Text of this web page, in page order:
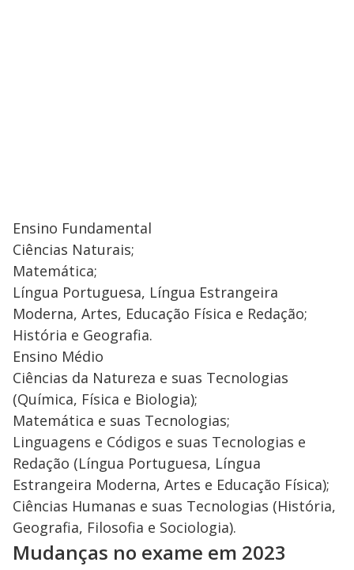
Ensino Fundamental
Ciências Naturais;
Matemática;
Língua Portuguesa, Língua Estrangeira
Moderna, Artes, Educação Física e Redação;
História e Geografia.
Ensino Médio
Ciências da Natureza e suas Tecnologias
(Química, Física e Biologia);
Matemática e suas Tecnologias;
Linguagens e Códigos e suas Tecnologias e
Redação (Língua Portuguesa, Língua
Estrangeira Moderna, Artes e Educação Física);
Ciências Humanas e suas Tecnologias (História,
Geografia, Filosofia e Sociologia).
Mudanças no exame em 2023